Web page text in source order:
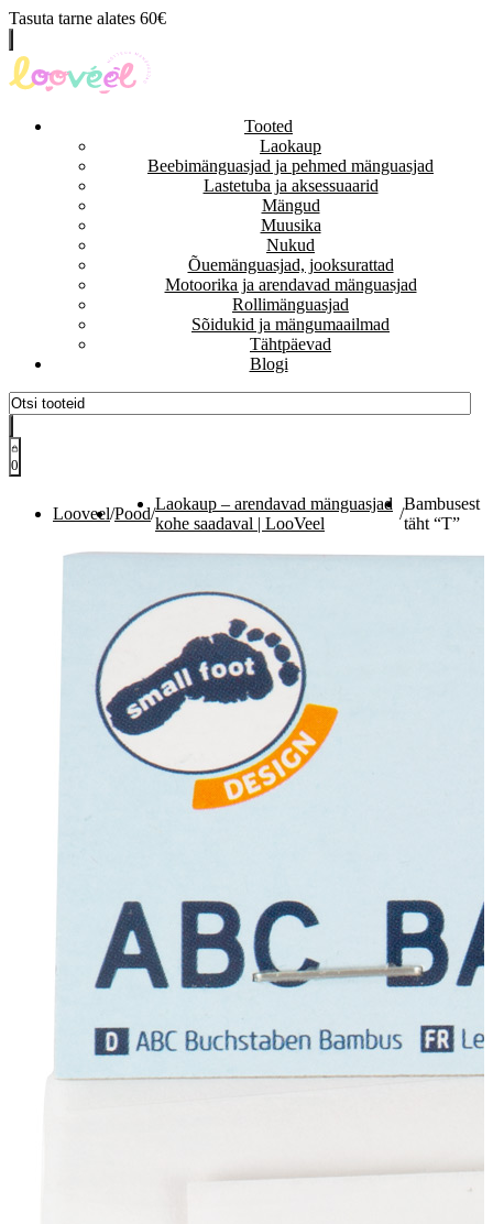
Tasuta tarne alates 60€
Tooted
Laokaup
Beebimänguasjad ja pehmed mänguasjad
Lastetuba ja aksessuaarid
Mängud
Muusika
Nukud
Õuemänguasjad, jooksurattad
Motoorika ja arendavad mänguasjad
Rollimänguasjad
Sõidukid ja mängumaailmad
Tähtpäevad
Blogi
0
Looveel/Pood/
Laokaup – arendavad mänguasjad
kohe saadaval | LooVeel
/
Bambusest
täht “T”